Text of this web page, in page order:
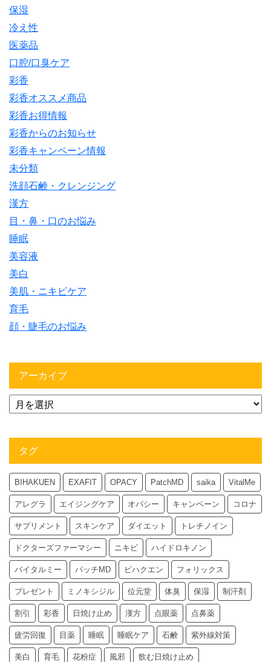
保湿
冷え性
医薬品
口腔/口臭ケア
彩香
彩香オススメ商品
彩香お得情報
彩香からのお知らせ
彩香キャンペーン情報
未分類
洗顔石鹸・クレンジング
漢方
目・鼻・口のお悩み
睡眠
美容液
美白
美肌・ニキビケア
育毛
顔・睫毛のお悩み
アーカイブ
タグ
BIHAKUEN EXAFIT OPACY PatchMD saika VitalMe
アレグラ エイジングケア オパシー キャンペーン コロナ
サプリメント スキンケア ダイエット トレチノイン
ドクターズファーマシー ニキビ ハイドロキノン
バイタルミー パッチMD ビハクエン フォリックス
プレゼント ミノキシジル 位元堂 体臭 保湿 制汗剤
割引 彩香 日焼け止め 漢方 点眼薬 点鼻薬
疲労回復 目薬 睡眠 睡眠ケア 石鹸 紫外線対策
美白 育毛 花粉症 風邪 飲む日焼け止め